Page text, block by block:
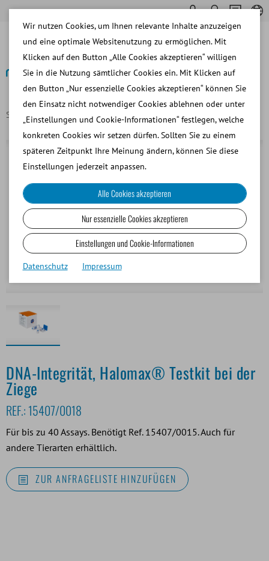
Startseite DNA-Integrität, Halomax® Testkit bei der Ziege
Zurück
DNA-Integrität, Halomax® Testkit bei der
Ziege
REF.: 15407/0018
Für bis zu 40 Assays. Benötigt Ref. 15407/0015. Auch für
andere Tierarten erhältlich.
ZUR ANFRAGELISTE HINZUFÜGEN
Wir nutzen Cookies, um Ihnen relevante Inhalte anzuzeigen
und eine optimale Websitenutzung zu ermöglichen. Mit
Klicken auf den Button „Alle Cookies akzeptieren“ willigen
Sie in die Nutzung sämtlicher Cookies ein. Mit Klicken auf
den Button „Nur essenzielle Cookies akzeptieren“ können Sie
den Einsatz nicht notwendiger Cookies ablehnen oder unter
„Einstellungen und Cookie-Informationen“ festlegen, welche
konkreten Cookies wir setzen dürfen. Sollten Sie zu einem
späteren Zeitpunkt Ihre Meinung ändern, können Sie diese
Einstellungen jederzeit anpassen.
Alle Cookies akzeptieren
Nur essenzielle Cookies akzeptieren
Einstellungen und Cookie-Informationen
Datenschutz Impressum